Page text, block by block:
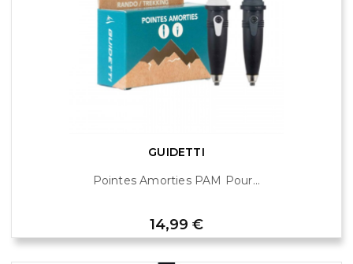
GUIDETTI
Pointes Amorties PAM Pour...
Prix
14,99 €